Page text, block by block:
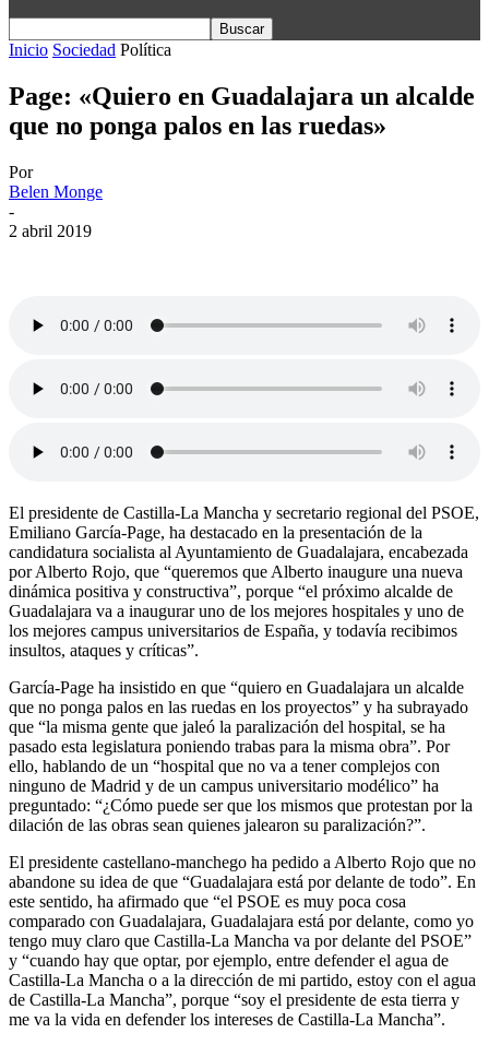
Inicio Sociedad Política
Page: «Quiero en Guadalajara un alcalde
que no ponga palos en las ruedas»
Por
Belen Monge
-
2 abril 2019
El presidente de Castilla-La Mancha y secretario regional del PSOE,
Emiliano García-Page, ha destacado en la presentación de la
candidatura socialista al Ayuntamiento de Guadalajara, encabezada
por Alberto Rojo, que “queremos que Alberto inaugure una nueva
dinámica positiva y constructiva”, porque “el próximo alcalde de
Guadalajara va a inaugurar uno de los mejores hospitales y uno de
los mejores campus universitarios de España, y todavía recibimos
insultos, ataques y críticas”.
García-Page ha insistido en que “quiero en Guadalajara un alcalde
que no ponga palos en las ruedas en los proyectos” y ha subrayado
que “la misma gente que jaleó la paralización del hospital, se ha
pasado esta legislatura poniendo trabas para la misma obra”. Por
ello, hablando de un “hospital que no va a tener complejos con
ninguno de Madrid y de un campus universitario modélico” ha
preguntado: “¿Cómo puede ser que los mismos que protestan por la
dilación de las obras sean quienes jalearon su paralización?”.
El presidente castellano-manchego ha pedido a Alberto Rojo que no
abandone su idea de que “Guadalajara está por delante de todo”. En
este sentido, ha afirmado que “el PSOE es muy poca cosa
comparado con Guadalajara, Guadalajara está por delante, como yo
tengo muy claro que Castilla-La Mancha va por delante del PSOE”
y “cuando hay que optar, por ejemplo, entre defender el agua de
Castilla-La Mancha o a la dirección de mi partido, estoy con el agua
de Castilla-La Mancha”, porque “soy el presidente de esta tierra y
me va la vida en defender los intereses de Castilla-La Mancha”.